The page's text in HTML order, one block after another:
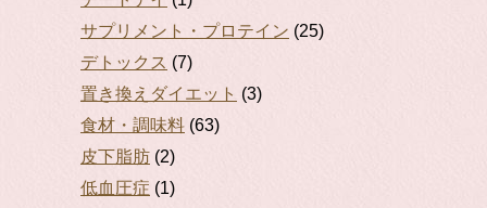
サプリメント・プロテイン (25)
デトックス (7)
置き換えダイエット (3)
食材・調味料 (63)
皮下脂肪 (2)
低血圧症 (1)